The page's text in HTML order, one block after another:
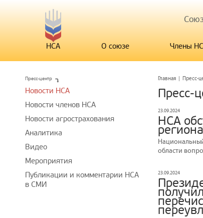
НСА О союзе Члены
Главная | Пресс-
Пресс-
23.09.2024
НСА
области
23.09.2024
Пресс-центр
Новости НСА
Новости членов НСА
Новости агрострахования
Аналитика
Видео
Мероприятия
Публикации и комментарии НСА
в СМИ